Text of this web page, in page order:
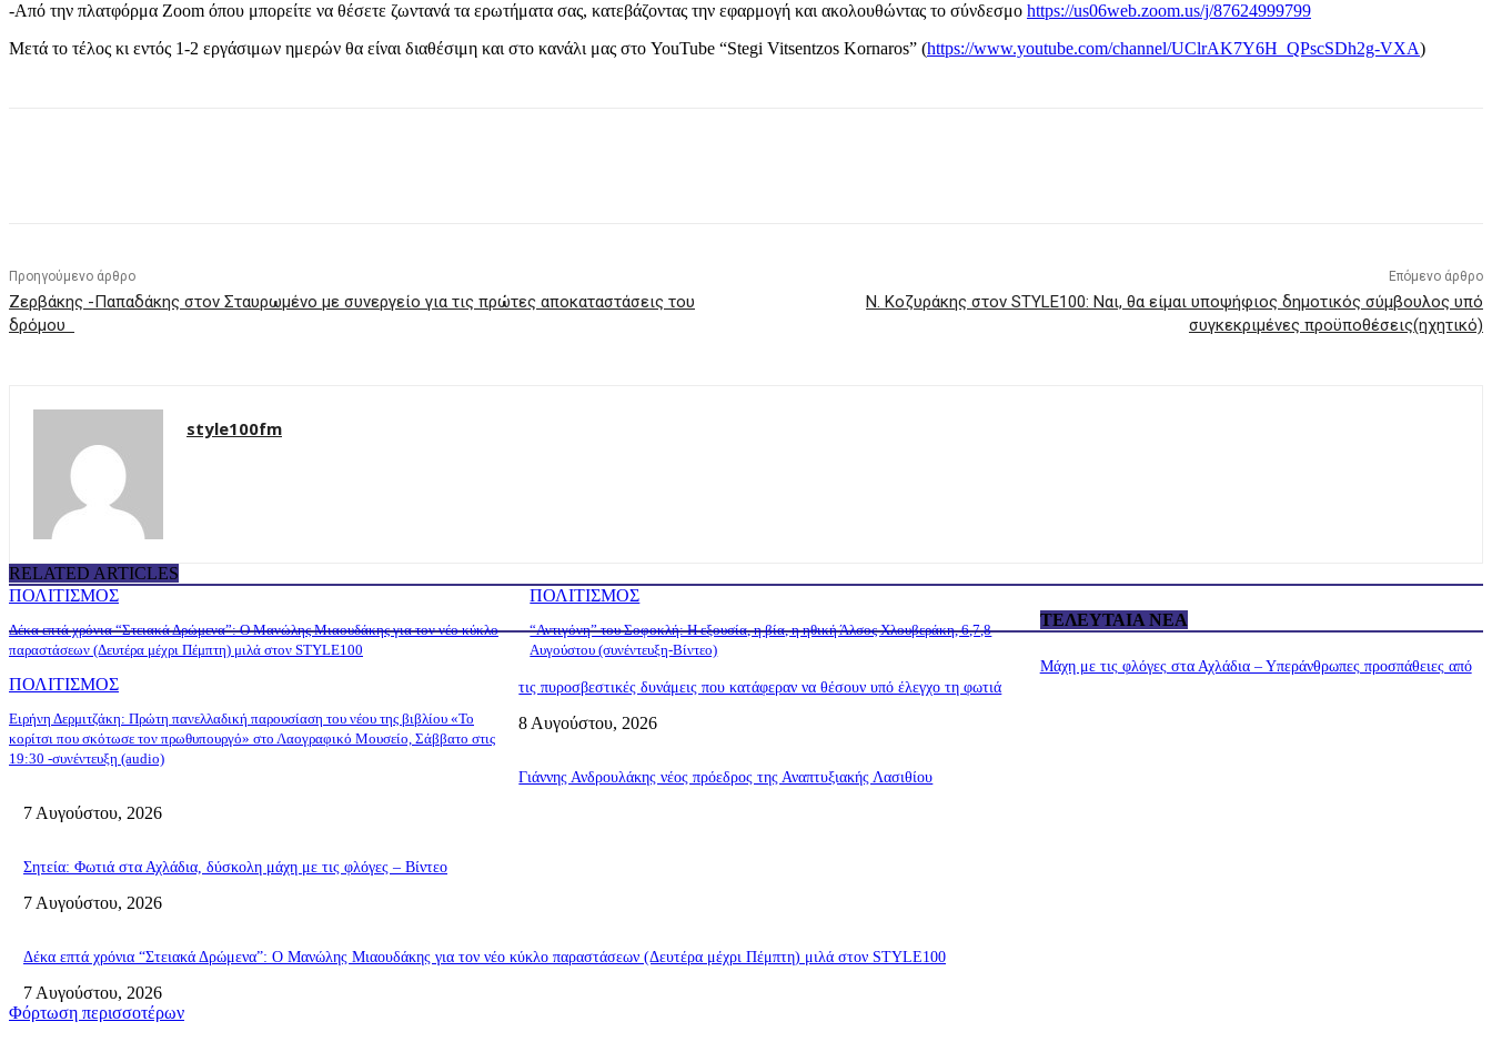
-Από την πλατφόρμα Zoom όπου μπορείτε να θέσετε ζωντανά τα ερωτήματα σας, κατεβάζοντας την εφαρμογή και ακολουθώντας το σύνδεσμο https://us06web.zoom.us/j/87624999799
Μετά το τέλος κι εντός 1-2 εργάσιμων ημερών θα είναι διαθέσιμη και στο κανάλι μας στο YouTube “Stegi Vitsentzos Kornaros” (https://www.youtube.com/channel/UClrAK7Y6H_QPscSDh2g-VXA)
Προηγούμενο άρθρο
Ζερβάκης -Παπαδάκης στον Σταυρωμένο με συνεργείο για τις πρώτες αποκαταστάσεις του
δρόμου
Επόμενο άρθρο
Ν. Κοζυράκης στον STYLE100: Ναι, θα είμαι υποψήφιος δημοτικός σύμβουλος υπό
συγκεκριμένες προϋποθέσεις(ηχητικό)
style100fm
RELATED ARTICLES
ΠΟΛΙΤΙΣΜΟΣ
Δέκα επτά χρόνια “Στειακά Δρώμενα”: Ο Μανώλης Μιαουδάκης για τον νέο κύκλο
παραστάσεων (Δευτέρα μέχρι Πέμπτη) μιλά στον STYLE100
ΠΟΛΙΤΙΣΜΟΣ
“Αντιγόνη” του Σοφοκλή: Η εξουσία, η βία, η ηθική Άλσος Χλουβεράκη, 6,7,8
Αυγούστου (συνέντευξη-Βίντεο)
ΠΟΛΙΤΙΣΜΟΣ
Ειρήνη Δερμιτζάκη: Πρώτη πανελλαδική παρουσίαση του νέου της βιβλίου «Το
κορίτσι που σκότωσε τον πρωθυπουργό» στο Λαογραφικό Μουσείο, Σάββατο στις
19:30 -συνέντευξη (audio)
ΤΕΛΕΥΤΑΊΑ ΝΈΑ
Μάχη με τις φλόγες στα Αχλάδια – Υπεράνθρωπες προσπάθειες από
τις πυροσβεστικές δυνάμεις που κατάφεραν να θέσουν υπό έλεγχο τη φωτιά
8 Αυγούστου, 2026
Γιάννης Ανδρουλάκης νέος πρόεδρος της Αναπτυξιακής Λασιθίου
7 Αυγούστου, 2026
Σητεία: Φωτιά στα Αχλάδια, δύσκολη μάχη με τις φλόγες – Βίντεο
7 Αυγούστου, 2026
Δέκα επτά χρόνια “Στειακά Δρώμενα”: Ο Μανώλης Μιαουδάκης για τον νέο κύκλο παραστάσεων (Δευτέρα μέχρι Πέμπτη) μιλά στον STYLE100
7 Αυγούστου, 2026
Φόρτωση περισσοτέρων